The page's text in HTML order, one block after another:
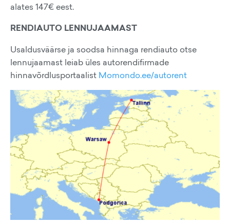
alates 147€ eest.
RENDIAUTO LENNUJAAMAST
Usaldusväärse ja soodsa hinnaga rendiauto otse
lennujaamast leiab üles autorendifirmade
hinnavõrdlusportaalist Momondo.ee/autorent